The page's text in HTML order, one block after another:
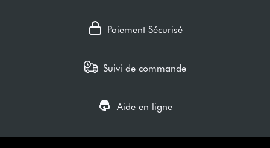
Paiement Sécurisé
Suivi de commande
Aide en ligne